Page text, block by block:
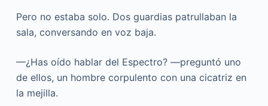
Pero no estaba solo. Dos guardias patrullaban la
sala, conversando en voz baja.
—¿Has oído hablar del Espectro? —preguntó uno
de ellos, un hombre corpulento con una cicatriz en
la mejilla.